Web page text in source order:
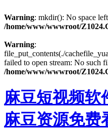
Warning: mkdir(): No space
/home/www/wwwroot/
Warning:
file_put_contents(./
failed to open stream: No such
/home/www/wwwroot/
麻豆短视频软
麻豆资源免费